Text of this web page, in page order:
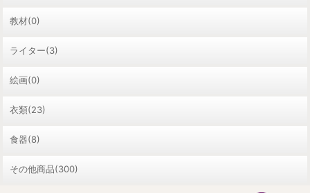
教材(0)
ライター(3)
絵画(0)
衣類(23)
食器(8)
その他商品(300)